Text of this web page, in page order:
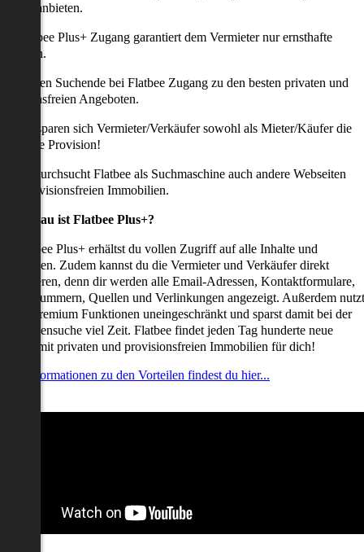
anbieten.
Flatbee Plus+ Zugang garantiert dem Vermieter nur ernsthafte
erhalten Suchende bei Flatbee Zugang zu den besten privaten und
Angeboten.
uns sparen sich Vermieter/Verkäufer sowohl als Mieter/Käufer die
Provision!
durchsucht Flatbee als Suchmaschine auch andere Webseiten
provisionsfreien Immobilien.
genau ist Flatbee Plus+?
Flatbee Plus+ erhältst du vollen Zugriff auf alle Inhalte und
Zudem kannst du die Vermieter und Verkäufer direkt
denn dir werden alle Email-Adressen, Kontaktformulare,
Quellen und Verlinkungen angezeigt. Außerdem nutzt
alle Premium Funktionen uneingeschränkt und sparst damit bei der
viel Zeit. Flatbee findet jeden Tag hunderte neue
mit privaten und provisionsfreien Immobilien für dich!
Informationen zu den Vorteilen findest du hier...